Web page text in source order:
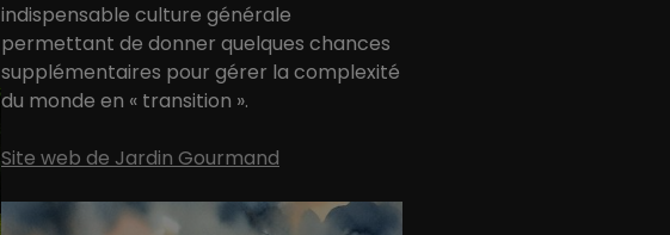
indispensable culture générale
permettant de donner quelques chances
supplémentaires pour gérer la complexité
du monde en « transition ».
Site web de Jardin Gourmand